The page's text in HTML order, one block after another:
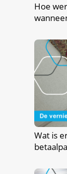
Hoe
Wat is